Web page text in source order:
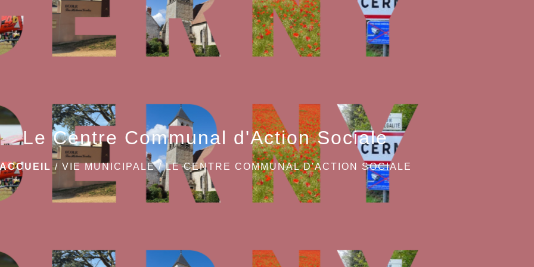
Le Centre Communal d'Action Sociale
/ VIE MUNICIPALE/LE CENTRE COMMUNAL D'ACTION SOCIALE